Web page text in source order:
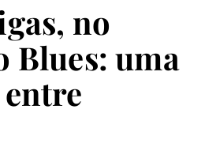
no
Blues: uma